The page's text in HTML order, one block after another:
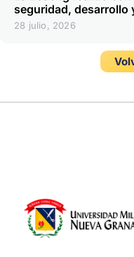
seguridad, desarrollo
28 julio, 2026